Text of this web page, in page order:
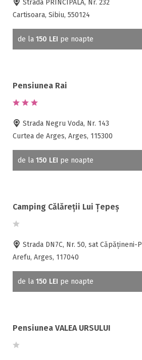
Mic dejun
Accepta animale
Bar
Beauty center
Cablu tv
Ceaun
Ciubar
Discoteca
Ferma proprie
Frigider
Gradina / curte
Jacuzzi
Strada PRINCIPALA, Nr. 232
Cartisoara, Sibiu, 550124
de la 150 LEI pe noapte
Pensiunea Rai
Strada Negru Voda, Nr. 143
Curtea de Arges, Arges, 115300
de la 150 LEI pe noapte
Camping Călăreții Lui Țepeș
Strada DN7C, Nr. 50, sat Căpățineni-P
Arefu, Arges, 117040
de la 150 LEI pe noapte
Pensiunea VALEA URSULUI